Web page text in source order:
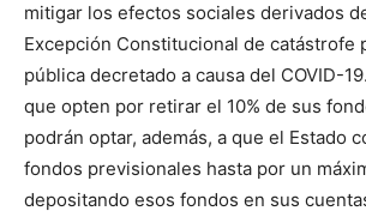
mitigar los efectos sociales derivados
Excepción Constitucional de catástrofe
pública decretado a causa del COVID-
que opten por retirar el 10% de sus
podrán optar, además, a que el Estado
fondos previsionales hasta por un
depositando esos fondos en sus